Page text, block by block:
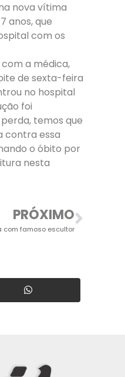
nova vítima
anos, que
com os
a médica,
de sexta-feira
no hospital
foi
temos que
contra essa
o óbito por
nesta
PRÓXIMO
com famoso escultor